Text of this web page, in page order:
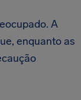
A
enquanto as